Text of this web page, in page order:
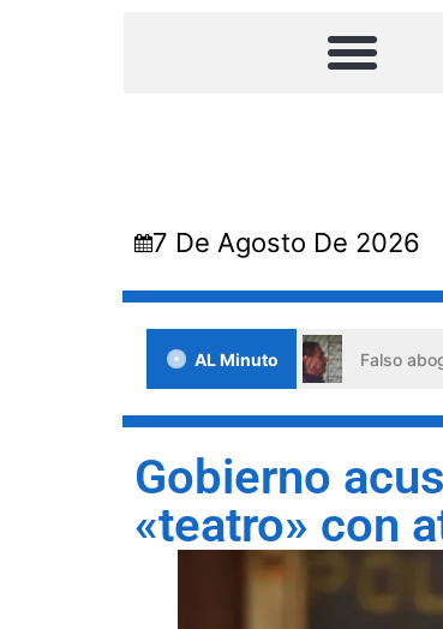
7 De Agosto De 2026
AL Minuto
situaciones de crisis Falso abogado
Gobierno
«teatro» con